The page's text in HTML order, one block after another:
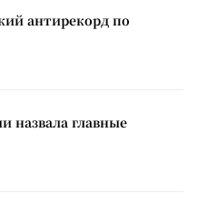
антирекорд по
назвала главные